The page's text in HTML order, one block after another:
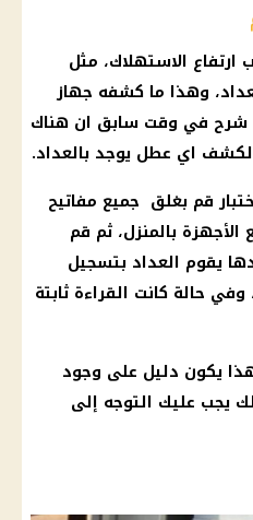
الاستهلاك، مثل
وهذا ما كشفه جهاز
شرح في وقت سابق ان هناك
لكشف اي عطل يوجد بالعداد.
قم بغلق جميع مفاتيح
بالمنزل، ثم قم
يقوم العداد بتسجيل
مرور 15 دقيقة، وفي حالة كانت القراءة ثابتة
يكون دليل على وجود
يجب عليك التوجه إلى